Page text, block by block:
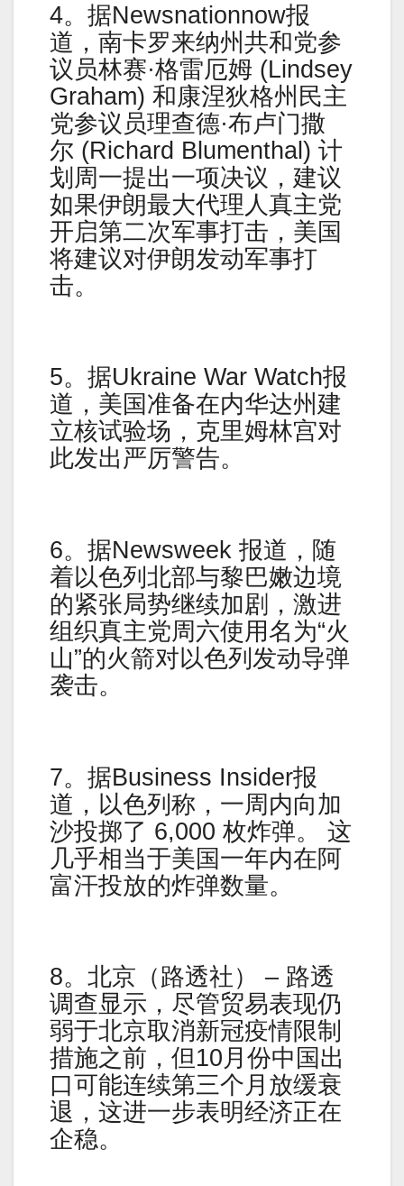
4。据Newsnationnow报
道，南卡罗来纳州共和党参
议员林赛·格雷厄姆 (Lindsey
Graham) 和康涅狄格州民主
党参议员理查德·布卢门撒
尔 (Richard Blumenthal) 计
划周一提出一项决议，建议
如果伊朗最大代理人真主党
开启第二次军事打击，美国
将建议对伊朗发动军事打
击。
5。据Ukraine War Watch报
道，美国准备在内华达州建
立核试验场，克里姆林宫对
此发出严厉警告。
6。据Newsweek 报道，随
着以色列北部与黎巴嫩边境
的紧张局势继续加剧，激进
组织真主党周六使用名为“火
山”的火箭对以色列发动导弹
袭击。
7。据Business Insider报
道，以色列称，一周内向加
沙投掷了 6,000 枚炸弹。 这
几乎相当于美国一年内在阿
富汗投放的炸弹数量。
8。北京（路透社） – 路透
调查显示，尽管贸易表现仍
弱于北京取消新冠疫情限制
措施之前，但10月份中国出
口可能连续第三个月放缓衰
退，这进一步表明经济正在
企稳。